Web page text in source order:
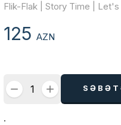
Flik-Flak | Story Time |
125AZN
.